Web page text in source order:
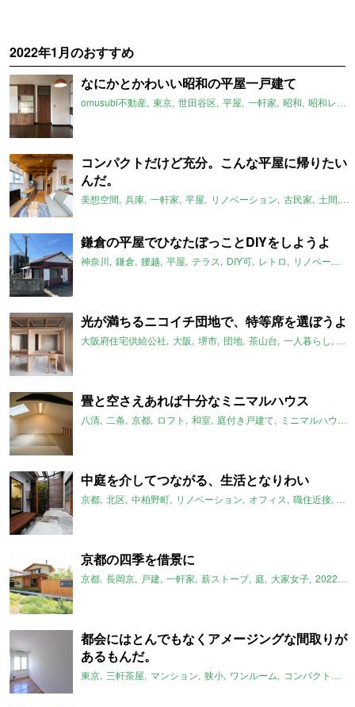
2022年1月のおすすめ
なにかとかわいい昭和の平屋一戸建て
omusubi不動産 東京 世田谷区 平屋 一軒家 昭和 昭和レトロ
コンパクトだけど充分。こんな平屋に帰りたい
んだ。
美想空間 兵庫 一軒家 平屋 リノベーション 古民家 土間
鎌倉の平屋でひなたぼっことDIYをしようよ
神奈川 鎌倉 腰越 平屋 テラス DIY可 レトロ リノベーション
光が満ちるニコイチ団地で、特等席を選ぼうよ
大阪府住宅供給公社 大阪 堺市 団地 茶山台 一人暮らし 二
畳と空さえあれば十分なミニマルハウス
八清 二条 京都 ロフト 和室 庭付き戸建て ミニマルハウス
中庭を介してつながる、生活となりわい
京都 北区 中柏野町 リノベーション オフィス 職住近接 工
京都の四季を借景に
京都 長岡京 戸建 一軒家 薪ストーブ 庭 大家女子 2022年1月のおすすめ
都会にはとんでもなくアメージングな間取りが
あるもんだ。
東京 三軒茶屋 マンション 狭小 ワンルーム コンパクトルーム